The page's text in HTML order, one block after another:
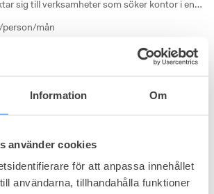
Information Om
använder cookies
för att anpassa innehållet
användarna, tillhandahålla funktioner
person/mån
sig till verksamheter som söker kontor i en
och tillgång till servicefunktioner
från andra större alternativ i området.
Kreativ miljö